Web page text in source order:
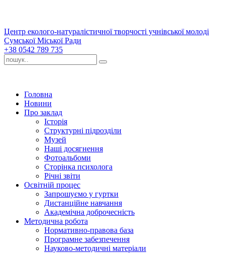
Центр еколого-натуралістичної творчості учнівської молоді
Сумської Міської Ради
+38 0542 789 735
Головна
Новини
Про заклад
Історія
Структурні підрозділи
Музей
Наші досягнення
Фотоальбоми
Сторінка психолога
Річні звіти
Освітній процес
Запрошуємо у гуртки
Дистанційне навчання
Академічна доброчесність
Методична робота
Нормативно-правова база
Програмне забезпечення
Науково-методичні матеріали